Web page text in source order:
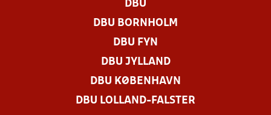
DBU
DBU BORNHOLM
DBU FYN
DBU JYLLAND
DBU KØBENHAVN
DBU LOLLAND-FALSTER